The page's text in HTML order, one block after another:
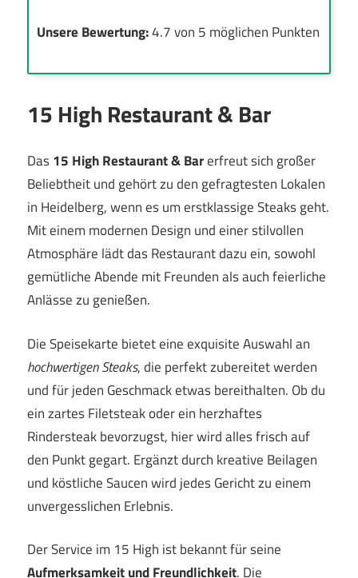
Unsere Bewertung:4.7 von 5 möglichen Punkten
15 High Restaurant & Bar
Das15 High Restaurant & Barerfreut sich großer
Beliebtheit und gehört zu den gefragtesten Lokalen
in Heidelberg, wenn es um erstklassige Steaks geht.
Mit einem modernen Design und einer stilvollen
Atmosphäre lädt das Restaurant dazu ein, sowohl
gemütliche Abende mit Freunden als auch feierliche
Anlässe zu genießen.
Die Speisekarte bietet eine exquisite Auswahl an
hochwertigen Steaks, die perfekt zubereitet werden
und für jeden Geschmack etwas bereithalten. Ob du
ein zartes Filetsteak oder ein herzhaftes
Rindersteak bevorzugst, hier wird alles frisch auf
den Punkt gegart. Ergänzt durch kreative Beilagen
und köstliche Saucen wird jedes Gericht zu einem
unvergesslichen Erlebnis.
Der Service im 15 High ist bekannt für seine
Aufmerksamkeit und Freundlichkeit. Die